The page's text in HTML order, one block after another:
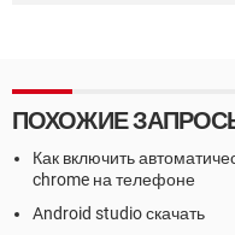
ПОХОЖИЕ
Как включить
chrome на телефоне
Android studio скачать